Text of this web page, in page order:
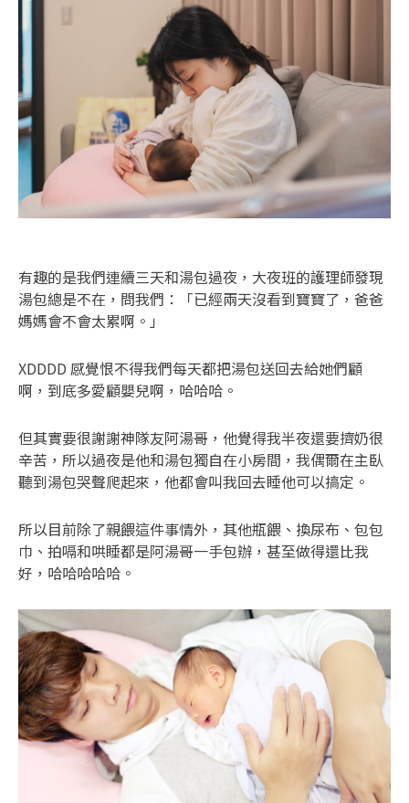
有趣的是我們連續三天和湯包過夜，大夜班的護理師發現
湯包總是不在，問我們：「已經兩天沒看到寶寶了，爸爸
媽媽會不會太累啊。」
XDDDD 感覺恨不得我們每天都把湯包送回去給她們顧
啊，到底多愛顧嬰兒啊，哈哈哈。
但其實要很謝謝神隊友阿湯哥，他覺得我半夜還要擠奶很
辛苦，所以過夜是他和湯包獨自在小房間，我偶爾在主臥
聽到湯包哭聲爬起來，他都會叫我回去睡他可以搞定。
所以目前除了親餵這件事情外，其他瓶餵、換尿布、包包
巾、拍嗝和哄睡都是阿湯哥一手包辦，甚至做得還比我
好，哈哈哈哈哈。